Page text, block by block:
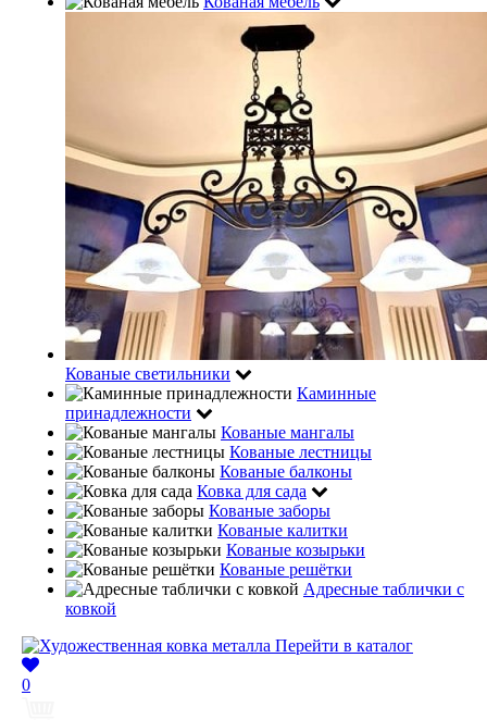
Кованые светильники
Каминные
принадлежности
Кованые мангалы
Кованые лестницы
Кованые балконы
Ковка для сада
Кованые заборы
Кованые калитки
Кованые козырьки
Кованые решётки
Адресные таблички с
ковкой
Перейти в каталог
0